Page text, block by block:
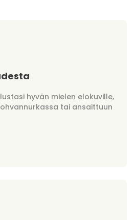
hyvän mielen elokuville,
tai ansaittuun